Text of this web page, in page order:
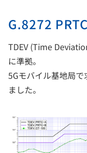
G.8272
TDEV (Time
に準拠。
5Gモバイル基地局
ました。